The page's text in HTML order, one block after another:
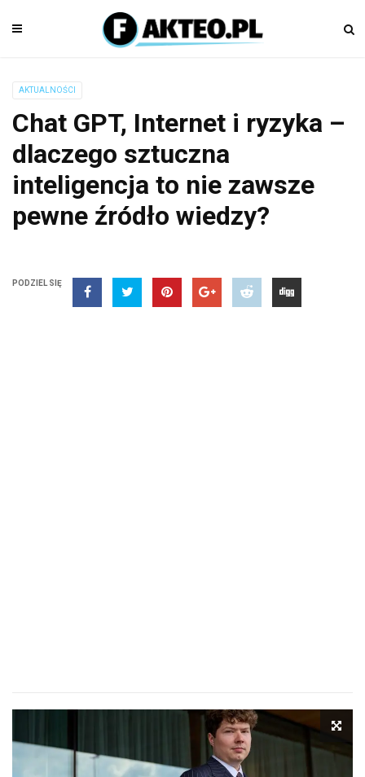
AKTUALNOŚCI
Chat GPT, Internet i ryzyka –
dlaczego sztuczna
inteligencja to nie zawsze
pewne źródło wiedzy?
PODZIEL SIĘ